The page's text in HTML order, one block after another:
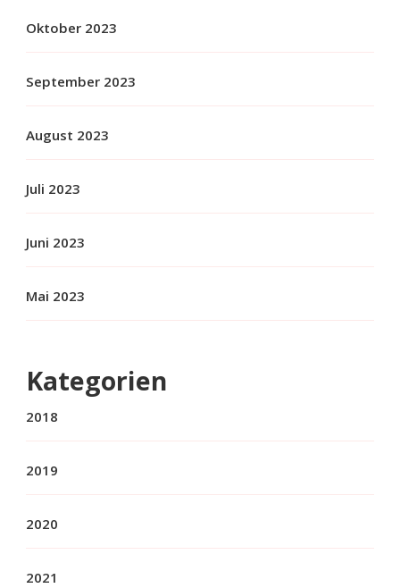
Oktober 2023
September 2023
August 2023
Juli 2023
Juni 2023
Mai 2023
Kategorien
2018
2019
2020
2021